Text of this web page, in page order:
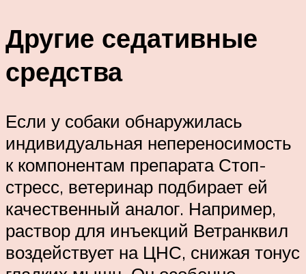
Другие седативные
средства
Если у собаки обнаружилась
индивидуальная непереносимость
к компонентам препарата Стоп-
стресс, ветеринар подбирает ей
качественный аналог. Например,
раствор для инъекций Ветранквил
воздействует на ЦНС, снижая тонус